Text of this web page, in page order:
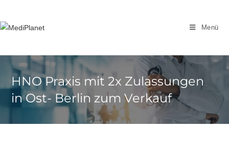
springen
Menü
HNO Praxis mit 2x Zulassungen
in Ost- Berlin zum Verkauf